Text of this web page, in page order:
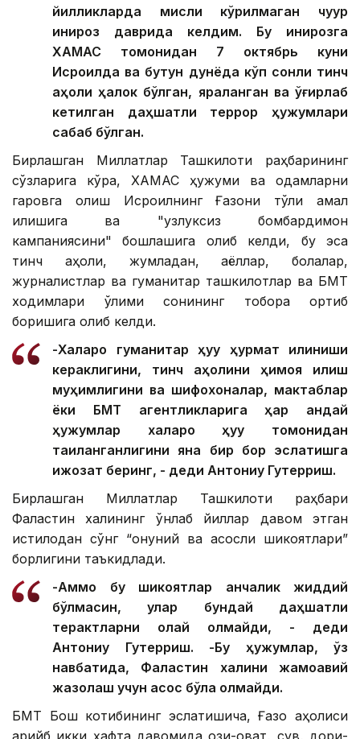
йилликларда мисли кўрилмаган чуқур
инқироз даврида келдим. Бу инқирозга
ХАМАС томонидан 7 октябрь куни
Исроилда ва бутун дунёда кўп сонли тинч
аҳоли ҳалок бўлган, яраланган ва ўғирлаб
кетилган даҳшатли террор ҳужумлари
сабаб бўлган.
Бирлашган Миллатлар Ташкилоти раҳбарининг
сўзларига кўра, ХАМАС ҳужуми ва одамларни
гаровга олиш Исроилнинг Ғазони тўлиқ қамал
қилишига ва "узлуксиз бомбардимон
кампаниясини" бошлашига олиб келди, бу эса
тинч аҳоли, жумладан, аёллар, болалар,
журналистлар ва гуманитар ташкилотлар ва БМТ
ходимлари ўлими сонининг тобора ортиб
боришига олиб келди.
-Халқаро гуманитар ҳуқуқ ҳурмат қилиниши
кераклигини, тинч аҳолини ҳимоя қилиш
муҳимлигини ва шифохоналар, мактаблар
ёки БМТ агентликларига ҳар қандай
ҳужумлар халқаро ҳуқуқ томонидан
тақиқланганлигини яна бир бор эслатишга
ижозат беринг, - деди Антониу Гутерриш.
Бирлашган Миллатлар Ташкилоти раҳбари
Фаластин халқининг ўнлаб йиллар давом этган
истилодан сўнг “қонуний ва асосли шикоятлари”
борлигини таъкидлади.
-Аммо бу шикоятлар қанчалик жиддий
бўлмасин, улар бундай даҳшатли
терактларни оқлай олмайди, - деди
Антониу Гутерриш. -Бу ҳужумлар, ўз
навбатида, Фаластин халқини жамоавий
жазолаш учун асос бўла олмайди.
БМТ Бош котибининг эслатишича, Ғазо аҳолиси
қарийб икки ҳафта давомида озиқ-овқат, сув, дори-